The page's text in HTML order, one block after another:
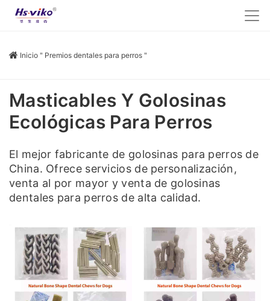
Inicio " Premios dentales para perros "
Masticables Y Golosinas
Ecológicas Para Perros
El mejor fabricante de golosinas para perros de
China. Ofrece servicios de personalización,
venta al por mayor y venta de golosinas
dentales para perros de alta calidad.